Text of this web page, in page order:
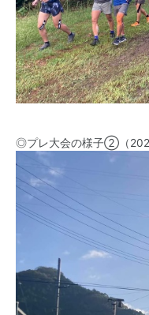
◎プレ大会の様子②（